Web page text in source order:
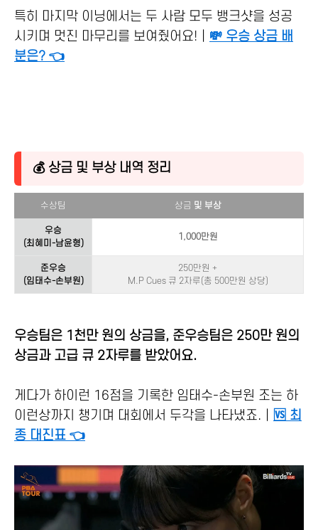
특히 마지막 이닝에서는 두 사람 모두 뱅크샷을 성공
시키며 멋진 마무리를 보여줬어요!｜ 💸 우승 상금 배
분은? 👈
💰 상금 및 부상 내역 정리
수상팀 상금 및 부상
우승
(최혜미-남윤형)
1,000만원
준우승
(임태수-손부원)
250만원 +
M.P Cues 큐 2자루(총 500만원 상당)
우승팀은 1천만 원의 상금을, 준우승팀은 250만 원의
상금과 고급 큐 2자루를 받았어요.
게다가 하이런 16점을 기록한 임태수-손부원 조는 하
이런상까지 챙기며 대회에서 두각을 나타냈죠.｜ 🆚 최
종 대진표 👈